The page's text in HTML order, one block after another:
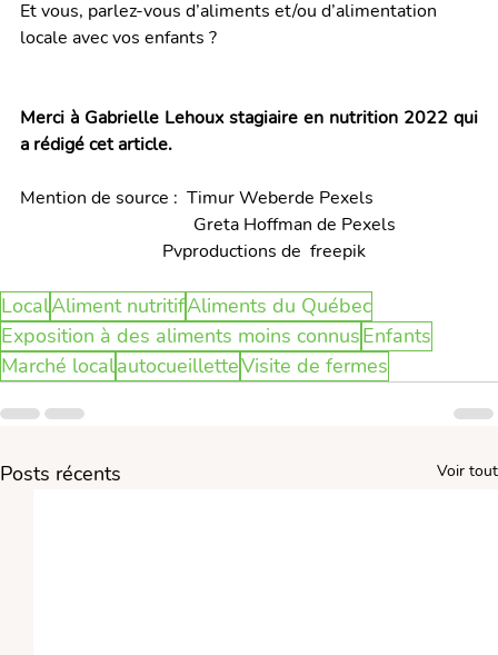
Et vous, parlez-vous d’aliments et/ou d’alimentation
locale avec vos enfants ?
Merci à Gabrielle Lehoux stagiaire en nutrition 2022 qui
a rédigé cet article.
Mention de source :  Timur Weberde Pexels
           	                   Greta Hoffman de Pexels
                  		  Pvproductions de  freepik
LocalAliment nutritifAliments du Québec
Exposition à des aliments moins connusEnfants
Marché localautocueilletteVisite de fermes
Posts récents Voir tout